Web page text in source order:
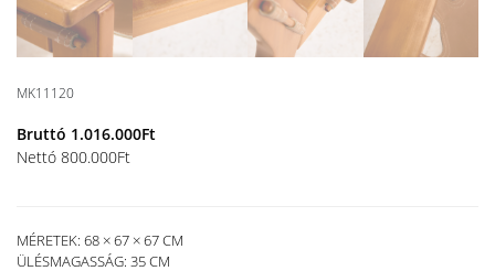
MK11120
Bruttó 1.016.000Ft
Nettó 800.000Ft
MÉRETEK: 68 × 67 × 67 CM
ÜLÉSMAGASSÁG: 35 CM